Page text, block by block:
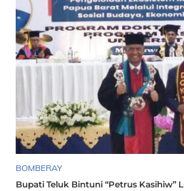
BOMBERAY
Bupati Teluk Bintuni “Petrus Kasihiw”